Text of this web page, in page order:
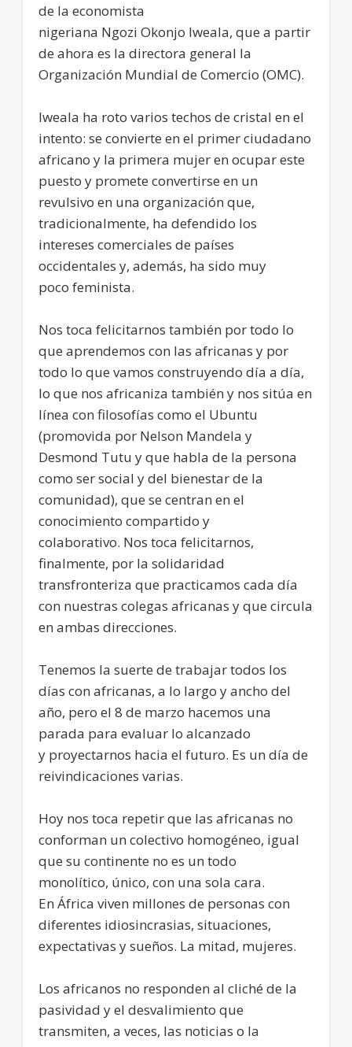
de la economista
nigeriana Ngozi Okonjo Iweala, que a partir
de ahora es la directora general la
Organización Mundial de Comercio (OMC).
Iweala ha roto varios techos de cristal en el
intento: se convierte en el primer ciudadano
africano y la primera mujer en ocupar este
puesto y promete convertirse en un
revulsivo en una organización que,
tradicionalmente, ha defendido los
intereses comerciales de países
occidentales y, además, ha sido muy
poco feminista.
Nos toca felicitarnos también por todo lo
que aprendemos con las africanas y por
todo lo que vamos construyendo día a día,
lo que nos africaniza también y nos sitúa en
línea con filosofías como el Ubuntu
(promovida por Nelson Mandela y
Desmond Tutu y que habla de la persona
como ser social y del bienestar de la
comunidad), que se centran en el
conocimiento compartido y
colaborativo. Nos toca felicitarnos,
finalmente, por la solidaridad
transfronteriza que practicamos cada día
con nuestras colegas africanas y que circula
en ambas direcciones.
Tenemos la suerte de trabajar todos los
días con africanas, a lo largo y ancho del
año, pero el 8 de marzo hacemos una
parada para evaluar lo alcanzado
y proyectarnos hacia el futuro. Es un día de
reivindicaciones varias.
Hoy nos toca repetir que las africanas no
conforman un colectivo homogéneo, igual
que su continente no es un todo
monolítico, único, con una sola cara.
En África viven millones de personas con
diferentes idiosincrasias, situaciones,
expectativas y sueños. La mitad, mujeres.
Los africanos no responden al cliché de la
pasividad y el desvalimiento que
transmiten, a veces, las noticias o la